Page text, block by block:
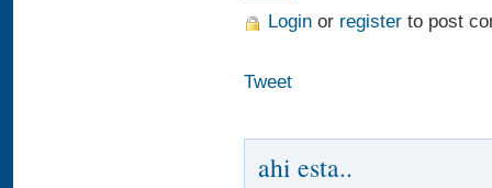
Login or register to post
Tweet
ahi esta..